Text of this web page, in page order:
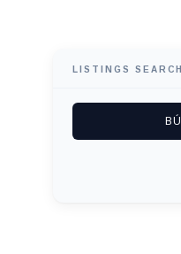
LISTINGS SEARCH